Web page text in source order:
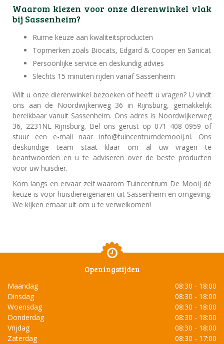
Waarom kiezen voor onze dierenwinkel vlak
bij Sassenheim?
Ruime keuze aan kwaliteitsproducten
Topmerken zoals Biocats, Edgard & Cooper en Sanicat
Persoonlijke service en deskundig advies
Slechts 15 minuten rijden vanaf Sassenheim
Wilt u onze dierenwinkel bezoeken of heeft u vragen? U vindt
ons aan de Noordwijkerweg 36 in Rijnsburg, gemakkelijk
bereikbaar vanuit Sassenheim. Ons adres is Noordwijkerweg
36, 2231NL Rijnsburg. Bel ons gerust op 071 408 0959 of
stuur een e-mail naar info@tuincentrumdemooij.nl. Ons
deskundige team staat klaar om al uw vragen te
beantwoorden en u te adviseren over de beste producten
voor uw huisdier.
Kom langs en ervaar zelf waarom Tuincentrum De Mooij dé
keuze is voor huisdiereigenaren uit Sassenheim en omgeving.
We kijken ernaar uit om u te verwelkomen!
Openingstijden
Maandag
08:30 - 18:00
Dinsdag
08:30 - 18:00
Woensdag
08:30 - 18:00
Donderdag
08:30 - 18:00
Vrijdag
08:30 - 18:00
Zaterdag
08:30 - 17:00